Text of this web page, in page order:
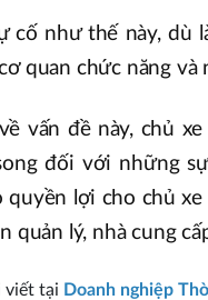
cố như thế này, dù
quan chức năng
vấn đề này, chủ
đối với những
quyền lợi cho chủ
quản lý, nhà cung
viết tại Doanh nghiệp